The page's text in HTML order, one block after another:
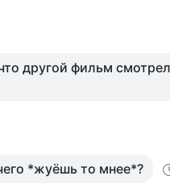
другой фильм
*жуёшь то мнее*?